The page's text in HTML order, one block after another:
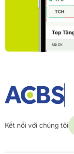
Kết nối với chúng tôi